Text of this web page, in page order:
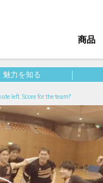
商品
魅力を知る
left. Score for the team!'